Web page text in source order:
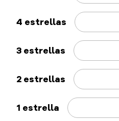
4 estrellas
3 estrellas
2 estrellas
1 estrella